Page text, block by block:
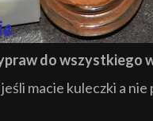
do wszystkiego
macie kuleczki a